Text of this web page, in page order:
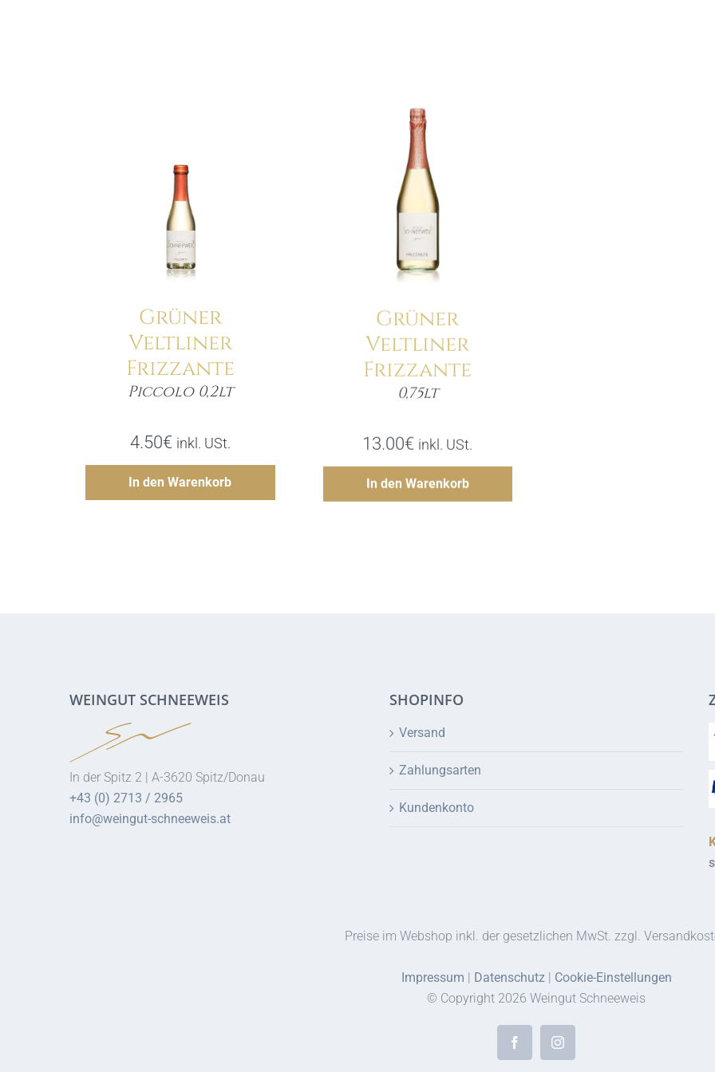
Grüner
Veltliner
Frizzante
Piccolo 0,2lt
4.50€ inkl. USt.
In den Warenkorb
Menge
Hinzufügen
Details
Grüner
Veltliner
Frizzante
0,75lt
13.00€ inkl. USt.
In den Warenkorb
Menge
Hinzufügen
WEINGUT SCHNEEWEIS
In der Spitz 2 | A-3620 Spitz/Donau
+43 (0) 2713 / 2965
info@weingut-schneeweis.at
SHOPINFO
Versand
Zahlungsarten
Kundenkonto
Preise im Webshop inkl. der gesetzlichen MwSt. zzgl.
Impressum | Datenschutz| Cookie-Einstellungen
© Copyright 2026 Weingut Schneeweis
FacebookInstagram